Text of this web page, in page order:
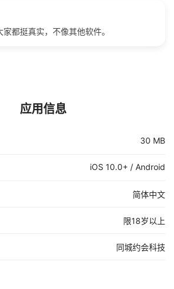
都挺真实，不像其他软件。
应用信息
30 MB
iOS 10.0+ / Android
简体中文
限18岁以上
同城约会科技